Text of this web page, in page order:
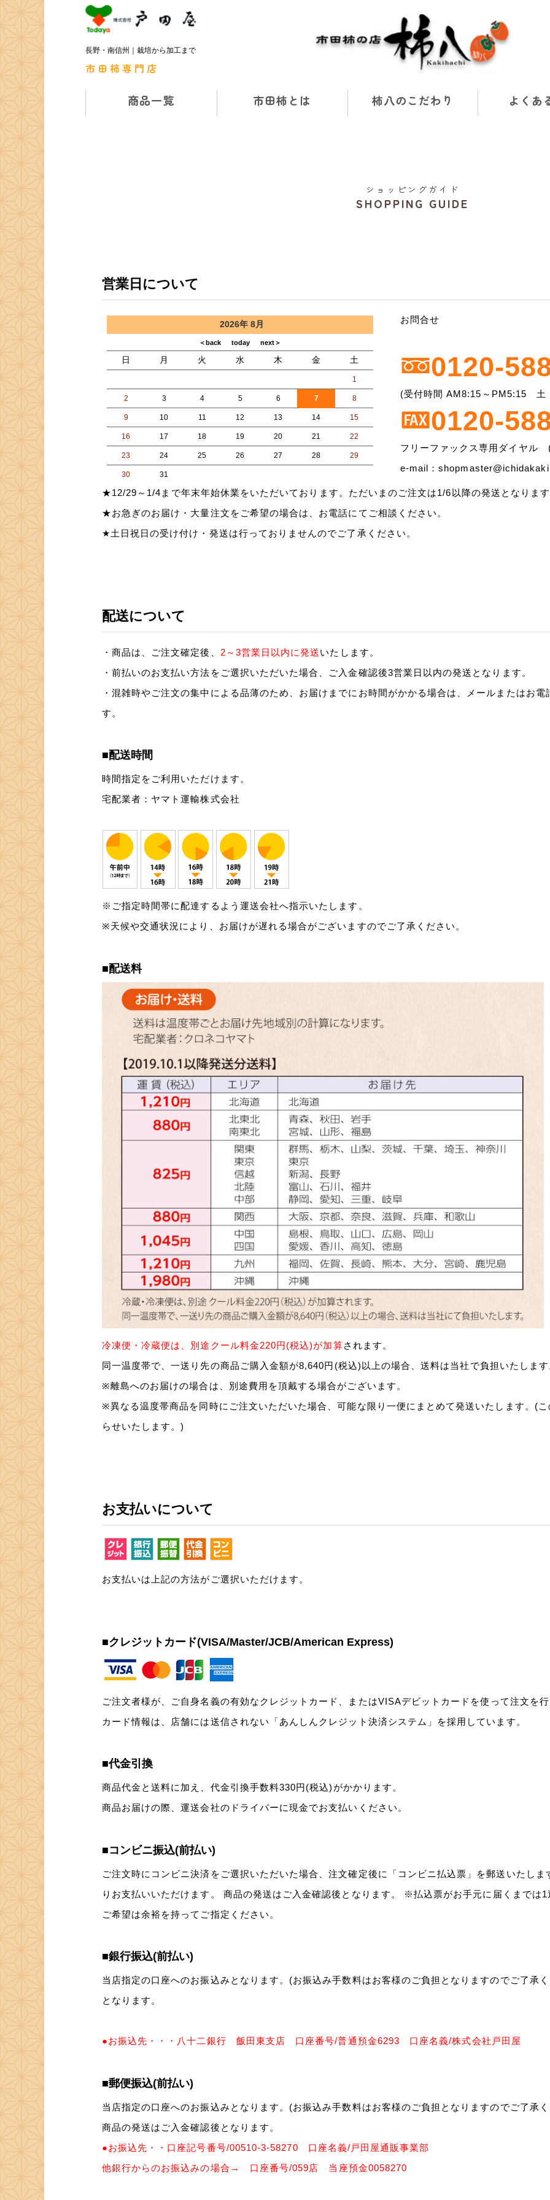
長野・南信州｜栽培から加工まで
市田柿専門店
商品一覧 市田柿とは 柿八のこだわり よくあ
ショッピングガイド
SHOPPING GUIDE
営業日について
お問合せ
0120-
(受付時間 AM8:15～PM5:15 土
0120-
フリーファックス専用ダイヤル
e-mail：
★12/29～1/4まで年末年始休業をいただいております。ただいまのご注文は1/6以降の発送となりま
★お急ぎのお届け・大量注文をご希望の場合は、お電話にてご相談ください。
★土日祝日の受け付け・発送は行っておりませんのでご了承ください。
配送について
・商品は、ご注文確定後、 2～3営業日以内に発送いたします。
・前払いのお支払い方法をご選択いただいた場合、ご入金確認後3営業日以内の発送となります。
・混雑時やご注文の集中による品薄のため、お届けまでにお時間がかかる場合は、メールまたはお
す。
■配送時間
時間指定をご利用いただけます。
宅配業者：ヤマト運輸株式会社
※ご指定時間帯に配達するよう運送会社へ指示いたします。
※天候や交通状況により、お届けが遅れる場合がございますのでご了承ください。
■配送料
冷凍便・冷蔵便は、別途クール料金220円(税込)が加算されます。
同一温度帯で、一送り先の商品ご購入金額が8,640円(税込)以上の場合、送料は当社で負担いたしま
※離島へのお届けの場合は、別途費用を頂戴する場合がございます。
※異なる温度帯商品を同時にご注文いただいた場合、可能な限り一便にまとめて発送いたします。(
らせいたします。)
お支払いについて
お支払いは上記の方法がご選択いただけます。
■クレジットカード(VISA/Master/JCB/American Express)
ご注文者様が、ご自身名義の有効なクレジットカード、またはVISAデビットカードを使って注文を
カード情報は、店舗には送信されない「あんしんクレジット決済システム」を採用しています。
■代金引換
商品代金と送料に加え、代金引換手数料330円(税込)がかかります。
商品お届けの際、運送会社のドライバーに現金でお支払いください。
■コンビニ振込(前払い)
ご注文時にコンビニ決済をご選択いただいた場合、注文確定後に「コンビニ払込票」を郵送いたし
りお支払いいただけます。 商品の発送はご入金確認後となります。 ※払込票がお手元に届くまでは
ご希望は余裕を持ってご指定ください。
■銀行振込(前払い)
当店指定の口座へのお振込みとなります。(お振込み手数料はお客様のご負担となりますのでご了承
となります。
●お振込先・・・八十二銀行 飯田東支店 口座番号/普通預金6293 口座名義/株式会社戸田屋
■郵便振込(前払い)
当店指定の口座へのお振込みとなります。(お振込み手数料はお客様のご負担となりますのでご了承
商品の発送はご入金確認後となります。
●お振込先・・口座記号番号/00510-3-58270 口座名義/戸田屋通販事業部
他銀行からのお振込みの場合→ 口座番号/059店 当座預金0058270